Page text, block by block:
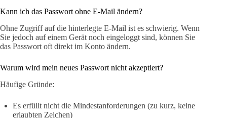
Kann ich das Passwort ohne E-Mail ändern?
Ohne Zugriff auf die hinterlegte E-Mail ist es schwierig. Wenn
Sie jedoch auf einem Gerät noch eingeloggt sind, können Sie
das Passwort oft direkt im Konto ändern.
Warum wird mein neues Passwort nicht akzeptiert?
Häufige Gründe:
Es erfüllt nicht die Mindestanforderungen (zu kurz, keine
erlaubten Zeichen)